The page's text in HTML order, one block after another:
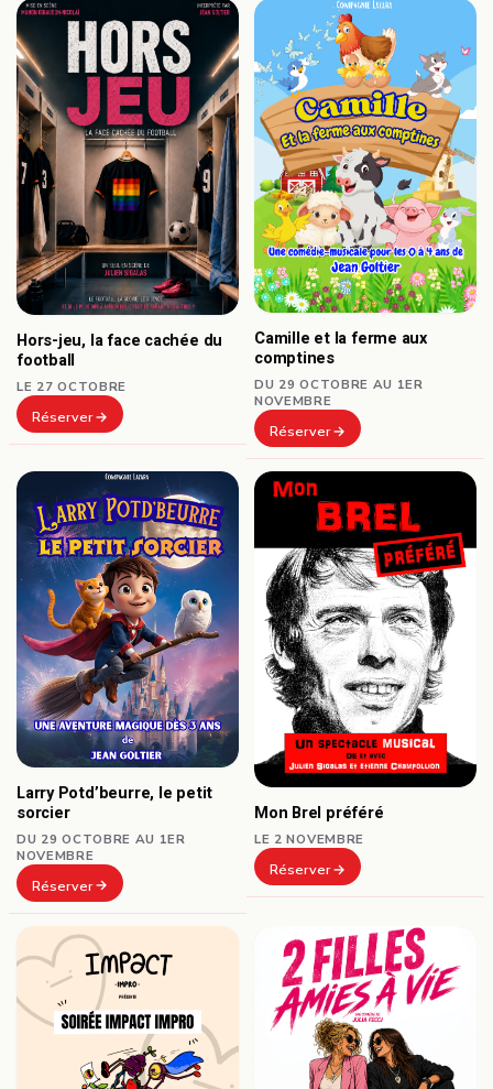
Hors-jeu, la face cachée du
football
LE 27 OCTOBRE
Réserver
Camille et la ferme aux
comptines
DU 29 OCTOBRE AU 1ER
NOVEMBRE
Réserver
Larry Potd’beurre, le petit
sorcier
DU 29 OCTOBRE AU 1ER
NOVEMBRE
Réserver
Mon Brel préféré
LE 2 NOVEMBRE
Réserver